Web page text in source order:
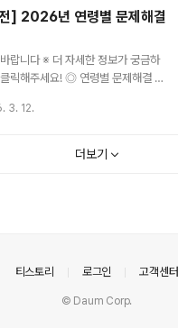
문제 해결 역량을 실전에서 증명하고
• 예선: 직접 경험하거나 관찰한 산
제를 정의하고, 왜 해결되지 않는지
이 만들 수 있는 변화의 가능성을 제
된 자원($500 상당의 USDT)을 활
·외 대학 및 대학원 재학생 (휴학생
] 2026년 연령별 문제해결
랍니다 ※ 더 자세한 정보가 궁금하
릭해주세요! ◎ 연령별 문제해결 프
들을 직접 발굴하고 해결해볼 수 있
주제- 청년층(2030) 세대의 연령
3. 12.
더보기
티스토리 로그인 고객센터
© Daum Corp.